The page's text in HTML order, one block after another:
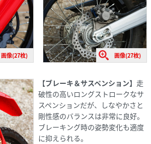
画像(27枚) 画像(27枚)
【ブレーキ＆サスペンション】 走
破性の高いロングストロークなサ
スペンションだが、しなやかさと
剛性感のバランスは非常に良好。
ブレーキング時の姿勢変化も適度
に抑えられる。